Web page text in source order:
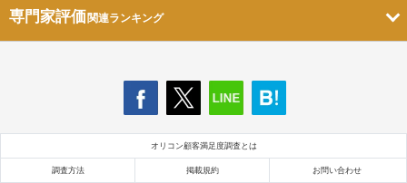
専門家評価関連ランキング
オリコン顧客満足度調査とは
調査方法 掲載規約 お問い合わせ